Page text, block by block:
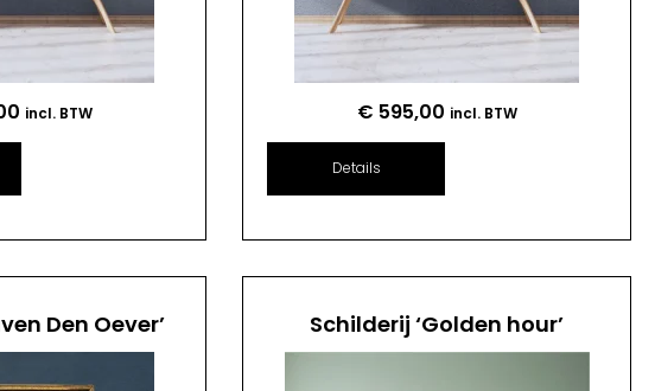
incl. BTW € 595,00 incl. BTW
Details
Den Oever’ Schilderij ‘Golden hour’